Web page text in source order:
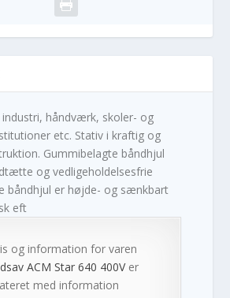
håndværk, skoler- og
etc. Stativ i kraftig og
Gummibelagte båndhjul
og vedligeholdelsesfrie
båndhjul er højde- og sænkbart
eft
og information for varen
ACM Star 640 400Ver
med information